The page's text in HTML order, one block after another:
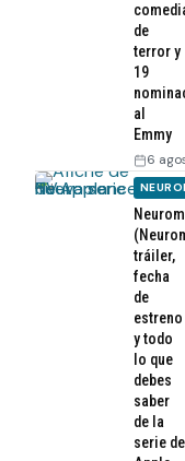
de
terror y
19
al
Emmy
6
tráiler,
fecha
de
estreno
y todo
lo que
debes
saber
de la
serie de